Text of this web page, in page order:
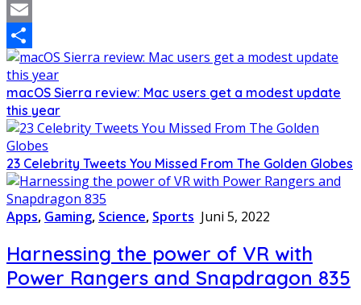
Twitter
Email
Share
macOS Sierra review: Mac users get a modest update
this year
23 Celebrity Tweets You Missed From The Golden Globes
Apps, Gaming, Science, Sports Juni 5, 2022
Harnessing the power of VR with
Power Rangers and Snapdragon 835